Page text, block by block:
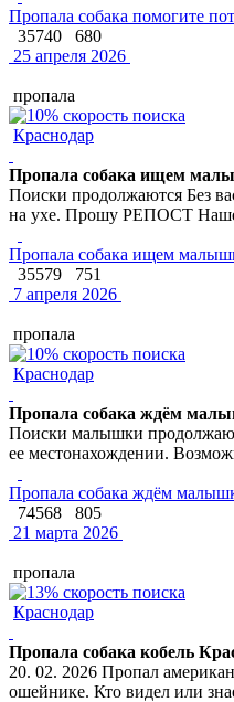
Пропала собака помогите
35740
680
25 апреля 2026
пропала
Краснодар
Пропала собака ищем
Поиски продолжаются Без
на ухе. Прошу РЕПОСТ
Пропала собака ищем
35579
751
7 апреля 2026
пропала
Краснодар
Пропала собака ждём
Поиски малышки
ее местонахождении.
Пропала собака ждём
74568
805
21 марта 2026
пропала
Краснодар
Пропала собака кобель
20. 02. 2026 Пропал
ошейнике. Кто видел или